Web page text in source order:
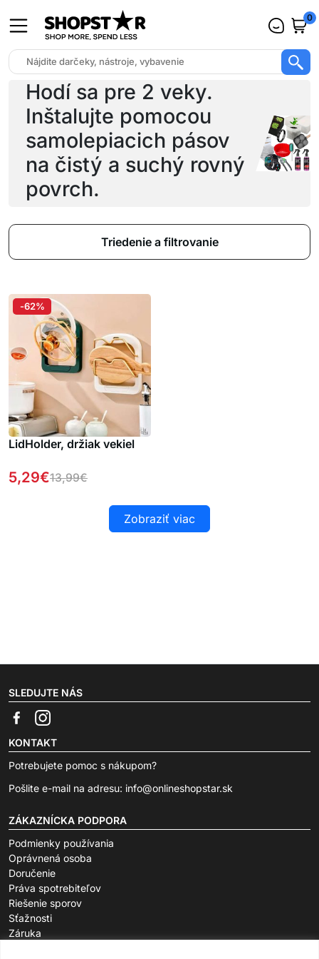
0
Hodí sa pre 2 veky.
Inštalujte pomocou
samolepiacich pásov
na čistý a suchý rovný
povrch.
Triedenie a filtrovanie
LidHolder, držiak vekiel
5,29€13,99€
-62%
Zobraziť viac
SLEDUJTE NÁS
KONTAKT
Potrebujete pomoc s nákupom?
Pošlite e-mail na adresu: info@onlineshopstar.sk
ZÁKAZNÍCKA PODPORA
Podmienky používania
Oprávnená osoba
Doručenie
Práva spotrebiteľov
Riešenie sporov
Sťažnosti
Záruka